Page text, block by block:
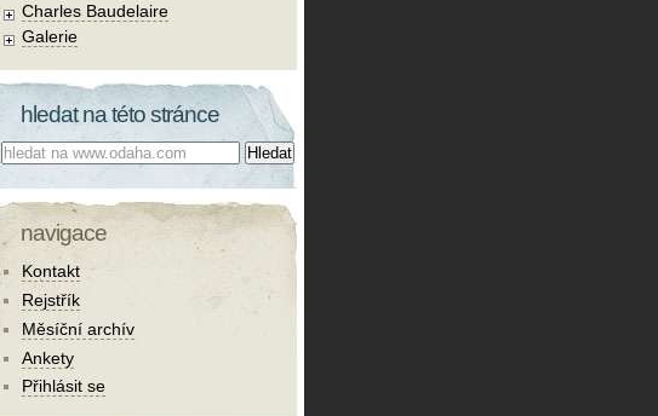
Charles Baudelaire
Galerie
hledat na této stránce
Co hledat:
navigace
Kontakt
Rejstřík
Měsíční archív
Ankety
Přihlásit se